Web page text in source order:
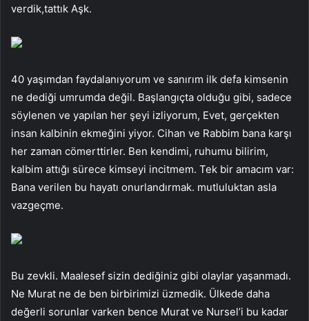
verdik,tattık Aşk.
40 yaşımdan faydalanıyorum ve sanırım ilk defa kimsenin
ne dediği umrumda değil. Başlangıçta olduğu gibi, sadece
söylenen ve yapılan her şeyi izliyorum, Evet, gerçekten
insan kalbinin ekmeğini yiyor. Cihan ve Rabbim bana karşı
her zaman cömerttirler. Ben kendimi, ruhumu bilirim,
kalbim attığı sürece kimseyi incitmem. Tek bir amacım var:
Bana verilen bu hayatı onurlandırmak. mutluluktan asla
vazgeçme.
Bu zevkli. Maalesef sizin dediğiniz gibi olaylar yaşanmadı.
Ne Murat ne de ben birbirimizi üzmedik. Ülkede daha
değerli sorunlar varken bence Murat ve Nursel’i bu kadar